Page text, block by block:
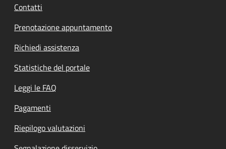
Contatti
Prenotazione appuntamento
Richiedi assistenza
Statistiche del portale
Leggi le FAQ
Pagamenti
Riepilogo valutazioni